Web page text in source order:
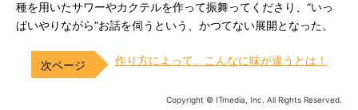
種を用いたサワーやカクテルを作って振舞ってくださり、“いっ
ぱいやりながら”お話を伺うという、かつてない展開となった。
作り方によって、こんなに味が違うとは！
Copyright © ITmedia, Inc. All Rights Reserved.